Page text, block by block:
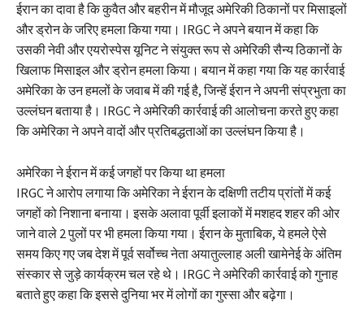
ईरान का दावा है कि कुवैत और बहरीन में मौजूद अमेरिकी ठिकानों पर मिसाइलों
और ड्रोन के जरिए हमला किया गया। IRGC ने अपने बयान में कहा कि
उसकी नेवी और एयरोस्पेस यूनिट ने संयुक्त रूप से अमेरिकी सैन्य ठिकानों के
खिलाफ मिसाइल और ड्रोन हमला किया। बयान में कहा गया कि यह कार्रवाई
अमेरिका के उन हमलों के जवाब में की गई है, जिन्हें ईरान ने अपनी संप्रभुता का
उल्लंघन बताया है। IRGC ने अमेरिकी कार्रवाई की आलोचना करते हुए कहा
कि अमेरिका ने अपने वादों और प्रतिबद्धताओं का उल्लंघन किया है।
अमेरिका ने ईरान में कई जगहों पर किया था हमला
IRGC ने आरोप लगाया कि अमेरिका ने ईरान के दक्षिणी तटीय प्रांतों में कई
जगहों को निशाना बनाया। इसके अलावा पूर्वी इलाकों में मशहद शहर की ओर
जाने वाले 2 पुलों पर भी हमला किया गया। ईरान के मुताबिक, ये हमले ऐसे
समय किए गए जब देश में पूर्व सर्वोच्च नेता अयातुल्लाह अली खामेनेई के अंतिम
संस्कार से जुड़े कार्यक्रम चल रहे थे। IRGC ने अमेरिकी कार्रवाई को गुनाह
बताते हुए कहा कि इससे दुनिया भर में लोगों का गुस्सा और बढ़ेगा।